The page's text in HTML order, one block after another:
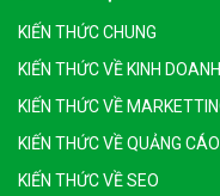
KIẾN THỨC CHUNG
KIẾN THỨC VỀ KINH DOANH
KIẾN THỨC VỀ
KIẾN THỨC VỀ QUẢNG CÁO
KIẾN THỨC VỀ SEO